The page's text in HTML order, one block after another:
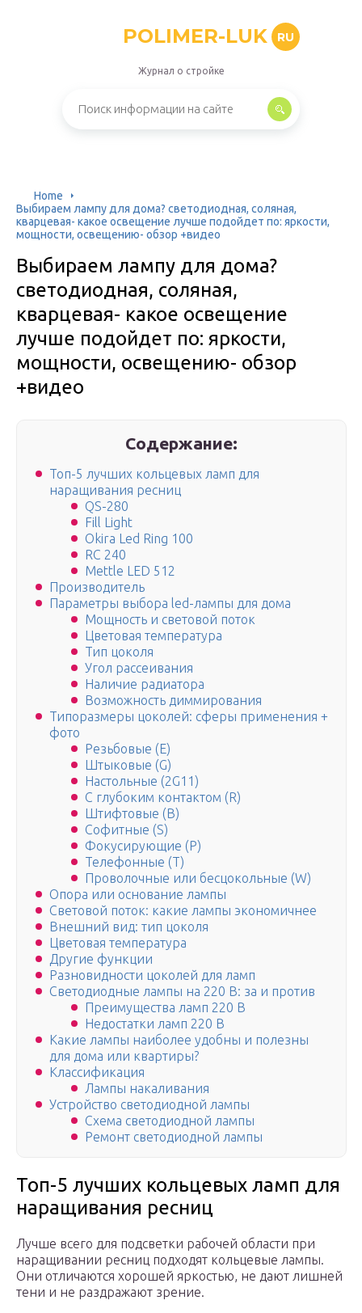
POLIMER-LUK RU
Журнал о стройке
Home
Выбираем лампу для дома? светодиодная, соляная,
кварцевая- какое освещение лучше подойдет по: яркости,
мощности, освещению- обзор +видео
Выбираем лампу для дома?
светодиодная, соляная,
кварцевая- какое освещение
лучше подойдет по: яркости,
мощности, освещению- обзор
+видео
Содержание:
Топ-5 лучших кольцевых ламп для
наращивания ресниц
QS-280
Fill Light
Okira Led Ring 100
RC 240
Mettle LED 512
Производитель
Параметры выбора led-лампы для дома
Мощность и световой поток
Цветовая температура
Тип цоколя
Угол рассеивания
Наличие радиатора
Возможность диммирования
Типоразмеры цоколей: сферы применения +
фото
Резьбовые (E)
Штыковые (G)
Настольные (2G11)
С глубоким контактом (R)
Штифтовые (B)
Софитные (S)
Фокусирующие (P)
Телефонные (T)
Проволочные или бесцокольные (W)
Опора или основание лампы
Световой поток: какие лампы экономичнее
Внешний вид: тип цоколя
Цветовая температура
Другие функции
Разновидности цоколей для ламп
Светодиодные лампы на 220 В: за и против
Преимущества ламп 220 В
Недостатки ламп 220 В
Какие лампы наиболее удобны и полезны
для дома или квартиры?
Классификация
Лампы накаливания
Устройство светодиодной лампы
Схема светодиодной лампы
Ремонт светодиодной лампы
Топ-5 лучших кольцевых ламп для
наращивания ресниц
Лучше всего для подсветки рабочей области при
наращивании ресниц подходят кольцевые лампы.
Они отличаются хорошей яркостью, не дают лишней
тени и не раздражают зрение.